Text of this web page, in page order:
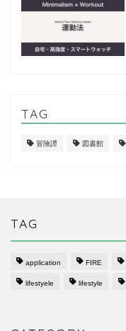
TAG
冒険譚 図書館
TAG
application FIRE
lifestyele lifestyle